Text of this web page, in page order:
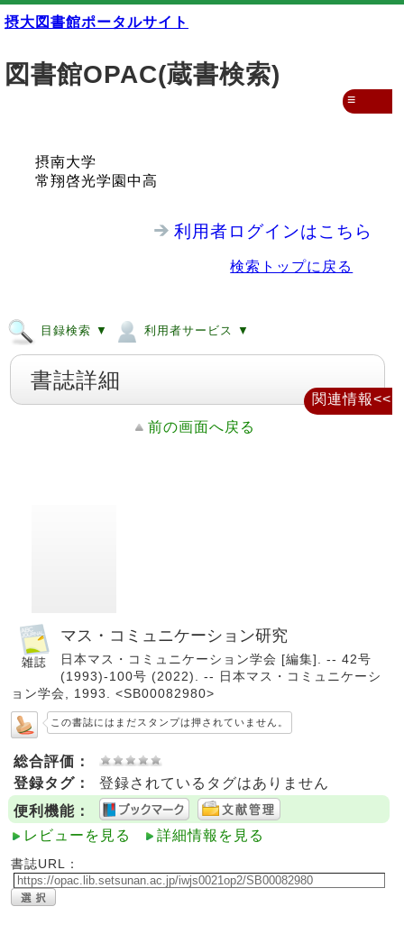
摂大図書館ポータルサイト
図書館OPAC(蔵書検索)
摂南大学
常翔啓光学園中高
利用者ログインはこちら
検索トップに戻る
目録検索 ▼ 利用者サービス ▼
≡
書誌詳細
前の画面へ戻る
マス・コミュニケーション研究
日本マス・コミュニケーション学会 [編集]. -- 42号
(1993)-100号 (2022). -- 日本マス・コミュニケーシ
ョン学会, 1993. <SB00082980>
この書誌にはまだスタンプは押されていません。
総合評価：
登録タグ：
登録されているタグはありません
便利機能：
レビューを見る
詳細情報を見る
書誌URL：
関連情報<<